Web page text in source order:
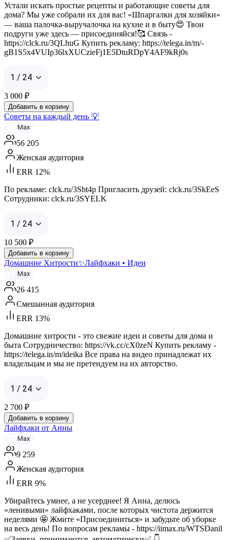
Устали искать простые рецепты и работающие советы для
дома? Мы уже собрали их для вас! «Шпаргалки для хозяйки»
— ваша палочка-выручалочка на кухне и в быту😍 Твои
подруги уже здесь — присоединяйся!🥰 Связь -
https://clck.ru/3QLhuG Купить рекламу: https://telega.in/m/-
gB1S5x4VUIp36lxXUCzieFj1E5DtuRDpY4AF9kRj0s
1 / 24
3 000 ₽
Добавить в корзину
Советы на каждый день 💡
Max
56 205
Женская аудитория
ERR 12%
По рекламе: clck.ru/3Sbt4p Пригласить друзей: clck.ru/3SkEeS
Cотрудники: clck.ru/3SYELK
1 / 24
10 500 ₽
Добавить в корзину
Домашние Хитрости✨Лайфхаки • Идеи
Max
26 415
Смешанная аудитория
ERR 13%
Домашние хитрости - это свежие идеи и советы для дома и
быта Сотрудничество: https://vk.cc/cX0zeN Купить рекламу -
https://telega.in/m/ideika Все права на видео принадлежат их
владельцам и мы не претендуем на их авторство.
1 / 24
2 700 ₽
Добавить в корзину
Лайфхаки от Анны
Max
9 259
Женская аудитория
ERR 9%
Убирайтесь умнее, а не усерднее! Я Анна, делюсь
«ленивыми» лайфхаками, после которых чистота держится
неделями 🤩 Жмите «Присоединиться» и забудьте об уборке
на весь день! По вопросам рекламы - https://iimax.ru/WTSDanil